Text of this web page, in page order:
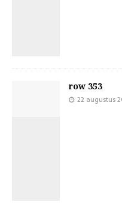
row 353
22 augustus